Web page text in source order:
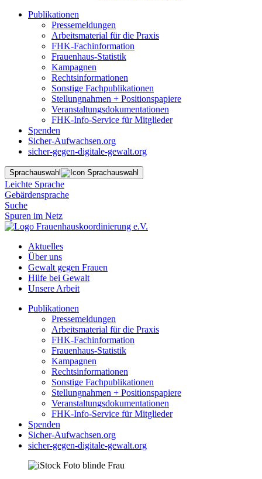
Publikationen
Pressemeldungen
Arbeitsmaterial für die Praxis
FHK-Fachinformation
Frauenhaus-Statistik
Kampagnen
Rechtsinformationen
Sonstige Fachpublikationen
Stellungnahmen + Positionspapiere
Veranstaltungsdokumentationen
FHK-Info-Service für Mitglieder
Spenden
Sicher-Aufwachsen.org
sicher-gegen-digitale-gewalt.org
Sprachauswahl
Leichte Sprache
Gebärdensprache
Suche
Spuren im Netz
Aktuelles
Über uns
Gewalt gegen Frauen
Hilfe bei Gewalt
Unsere Arbeit
Publikationen
Pressemeldungen
Arbeitsmaterial für die Praxis
FHK-Fachinformation
Frauenhaus-Statistik
Kampagnen
Rechtsinformationen
Sonstige Fachpublikationen
Stellungnahmen + Positionspapiere
Veranstaltungsdokumentationen
FHK-Info-Service für Mitglieder
Spenden
Sicher-Aufwachsen.org
sicher-gegen-digitale-gewalt.org